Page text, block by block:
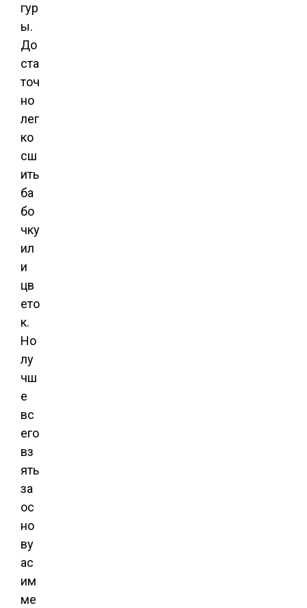
гур
ы.
До
ста
точ
но
лег
ко
сш
ить
ба
бо
чку
ил
и
цв
ето
к.
Но
лу
чш
е
вс
его
вз
ять
за
ос
но
ву
ас
им
ме